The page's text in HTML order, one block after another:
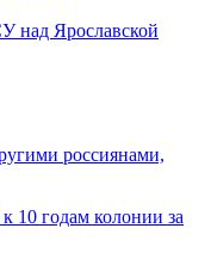
над Ярославской
россиянами,
10 годам колонии за